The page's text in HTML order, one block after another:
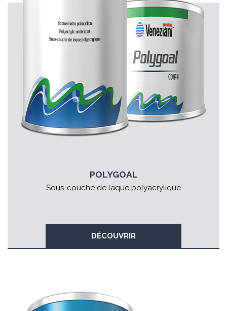
POLYGOAL
Sous-couche de laque polyacrylique
DÉCOUVRIR